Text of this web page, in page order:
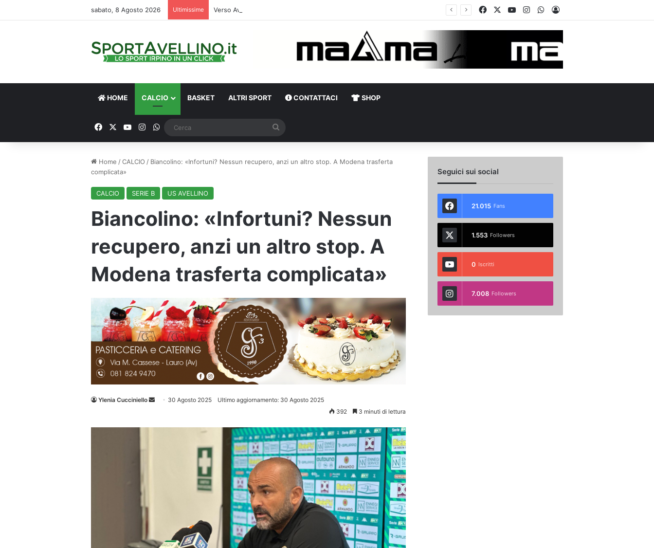
sabato, 8 Agosto 2026 Ultimissime Verso Avellino-Torino, il focus sulla formazione granata FacebookYou TubeInstagramWhatsApp
Accedi
HOME CALCIO BASKET ALTRI SPORT CONTATTACI SHOP
FacebookYou TubeInstagram
WhatsApp
Home /CALCIO / Biancolino: «Infortuni? Nessun recupero, anzi un altro stop. A Modena trasferta
complicata»
CALCIO SERIE B US AVELLINO
Biancolino: «Infortuni? Nessun
recupero, anzi un altro stop. A
Modena trasferta complicata»
Ylenia Cucciniello
Invia 30 Agosto 2025
Ultimo aggiornamento: 30 Agosto 2025
392
3 minuti di lettura
Seguici sui social
21.015 Fans
1.553 Followers
0 Iscritti
7.008 Followers